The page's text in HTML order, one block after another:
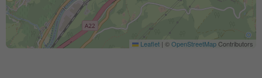
Leaflet | ©OpenStreetMapContributors